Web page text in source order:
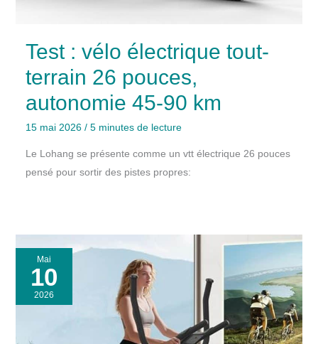
Test : vélo électrique tout-
terrain 26 pouces,
autonomie 45-90 km
15 mai 2026 / 5 minutes de lecture
Le Lohang se présente comme un vtt électrique 26 pouces
pensé pour sortir des pistes propres:
Mai
10
2026